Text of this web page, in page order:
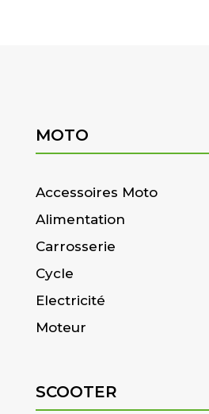
MOTO
Accessoires Moto
Alimentation
Carrosserie
Cycle
Electricité
Moteur
SCOOTER